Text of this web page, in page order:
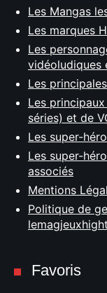
Les Mangas
Les marques
Les
vidéoludiques
Les
Les
séries) et de
Les super-
Les super-
associés
Mentions
Politique de
Favoris